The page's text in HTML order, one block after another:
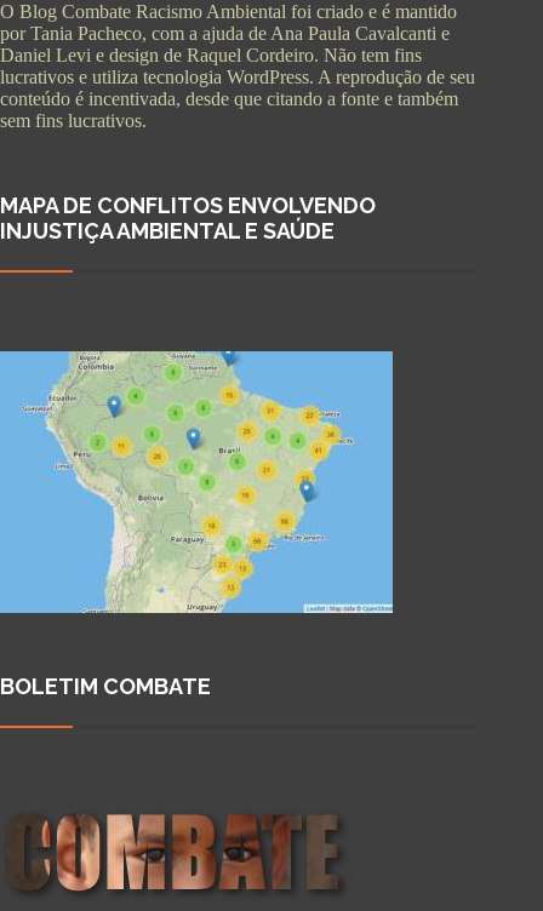
O Blog Combate Racismo Ambiental foi criado e é mantido
por Tania Pacheco, com a ajuda de Ana Paula Cavalcanti e
Daniel Levi e design de Raquel Cordeiro. Não tem fins
lucrativos e utiliza tecnologia WordPress. A reprodução de seu
conteúdo é incentivada, desde que citando a fonte e também
sem fins lucrativos.
MAPA DE CONFLITOS ENVOLVENDO
INJUSTIÇA AMBIENTAL E SAÚDE
BOLETIM COMBATE